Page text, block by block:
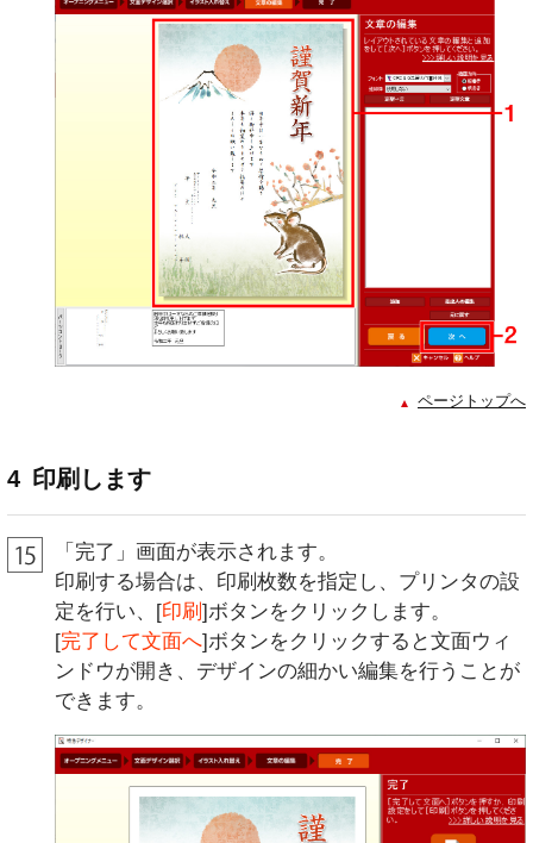
ページトップへ
4 印刷します
「完了」画面が表示されます。
印刷する場合は、印刷枚数を指定し、プリンタの設
定を行い、[印刷 ]ボタンをクリックします。
[完了して文面へ]ボタンをクリックすると文面ウィ
ンドウが開き、デザインの細かい編集を行うことが
できます。